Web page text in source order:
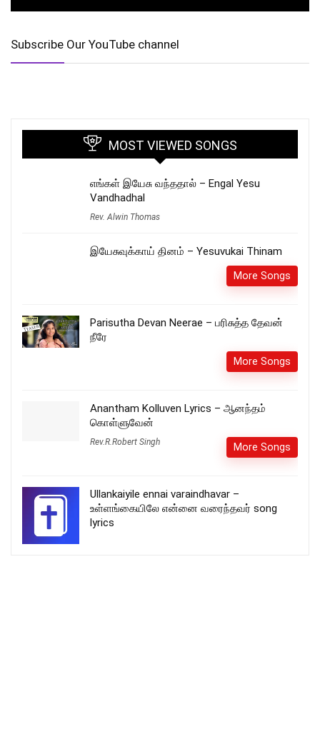
Subscribe Our YouTube channel
MOST VIEWED SONGS
எங்கள் இயேசு வந்ததால் – Engal Yesu
Vandhadhal
Rev. Alwin Thomas
இயேசுவுக்காய் தினம் – Yesuvukai Thinam
More Songs
Parisutha Devan Neerae – பரிசுத்த தேவன்
நீரே
More Songs
Anantham Kolluven Lyrics – ஆனந்தம்
கொள்ளுவேன்
Rev.R.Robert Singh More Songs
Ullankaiyile ennai varaindhavar –
உள்ளங்கையிலே என்னை வரைந்தவர் song
lyrics